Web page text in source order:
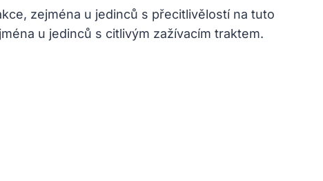
zejména u jedinců s přecitlivělostí na tuto
u jedinců s citlivým zažívacím traktem.